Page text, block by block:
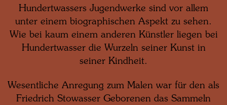
Hundertwassers Jugendwerke sind vor allem
unter einem biographischen Aspekt zu sehen.
Wie bei kaum einem anderen Künstler liegen bei
Hundertwasser die Wurzeln seiner Kunst in
seiner Kindheit.
Wesentliche Anregung zum Malen war für den als
Friedrich Stowasser Geborenen das Sammeln